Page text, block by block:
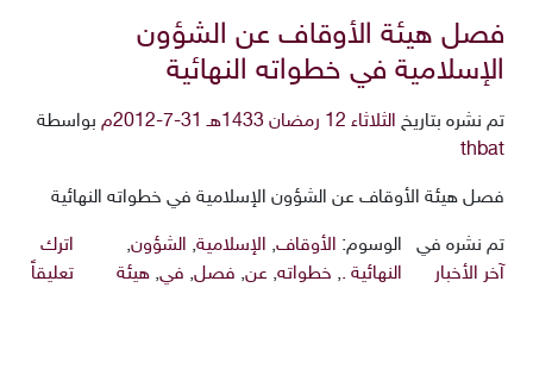
فصل هيئة الأوقاف عن الشؤون
الإسلامية في خطواته النهائية
تم نشره بتاريخ الثلاثاء 12 رمضان 1433هـ 31-7-2012م
بواسطة
thbat
فصل هيئة الأوقاف عن الشؤون الإسلامية في خطواته النهائية
تم نشره في
آخر الأخبار
الوسوم: الأوقاف, الإسلامية, الشؤون,
النهائية ., خطواته,عن, فصل, في,هيئة
اترك
تعليقاً